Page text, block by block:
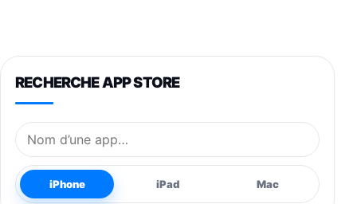
RECHERCHE APP STORE
Nom de l’application
iPhone iPad Mac